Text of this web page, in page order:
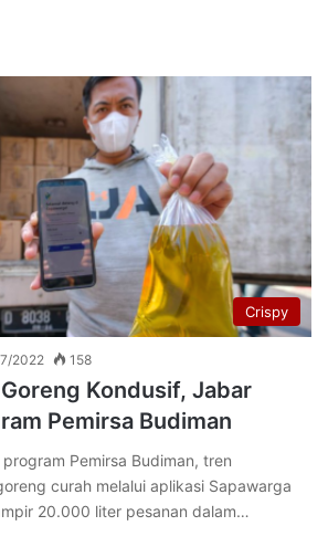
Crispy
2022 158
Kondusif, Jabar
Pemirsa Budiman
Pemirsa Budiman, tren
curah melalui aplikasi Sapawarga
20.000 liter pesanan dalam…